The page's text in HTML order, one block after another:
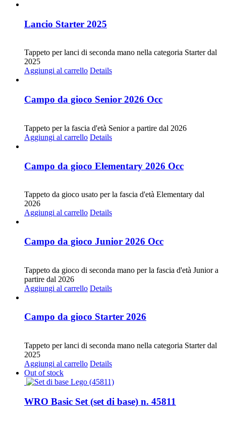
Lancio Starter 2025
Tappeto per lanci di seconda mano nella categoria Starter dal
2025
Aggiungi al carrello Details
Campo da gioco Senior 2026 Occ
Tappeto per la fascia d'età Senior a partire dal 2026
Aggiungi al carrello Details
Campo da gioco Elementary 2026 Occ
Tappeto da gioco usato per la fascia d'età Elementary dal
2026
Aggiungi al carrello Details
Campo da gioco Junior 2026 Occ
Tappeto da gioco di seconda mano per la fascia d'età Junior a
partire dal 2026
Aggiungi al carrello Details
Campo da gioco Starter 2026
Tappeto per lanci di seconda mano nella categoria Starter dal
2025
Aggiungi al carrello Details
Out of stock
WRO Basic Set (set di base) n. 45811